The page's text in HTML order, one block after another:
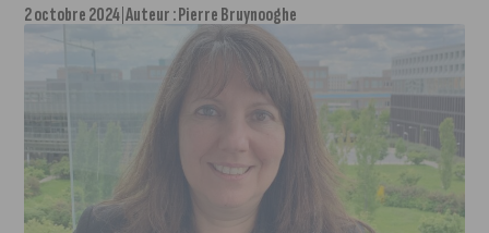
2 octobre 2024 Auteur :Pierre Bruynooghe